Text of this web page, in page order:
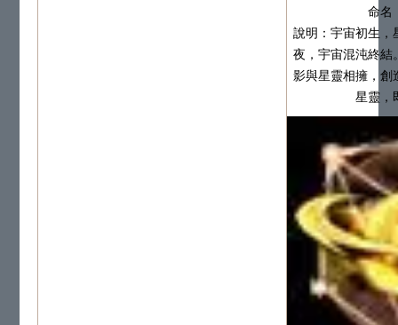
命名
說明：宇宙初生，
夜，宇宙混沌終結
影與星靈相擁，創
星靈，